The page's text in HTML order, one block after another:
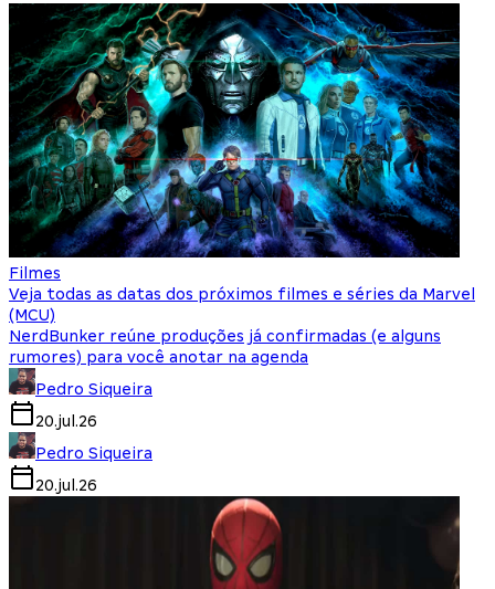
Filmes
Veja todas as datas dos próximos filmes e séries da Marvel
(MCU)
NerdBunker reúne produções já confirmadas (e alguns
rumores) para você anotar na agenda
Pedro Siqueira
20.jul.26
Pedro Siqueira
20.jul.26